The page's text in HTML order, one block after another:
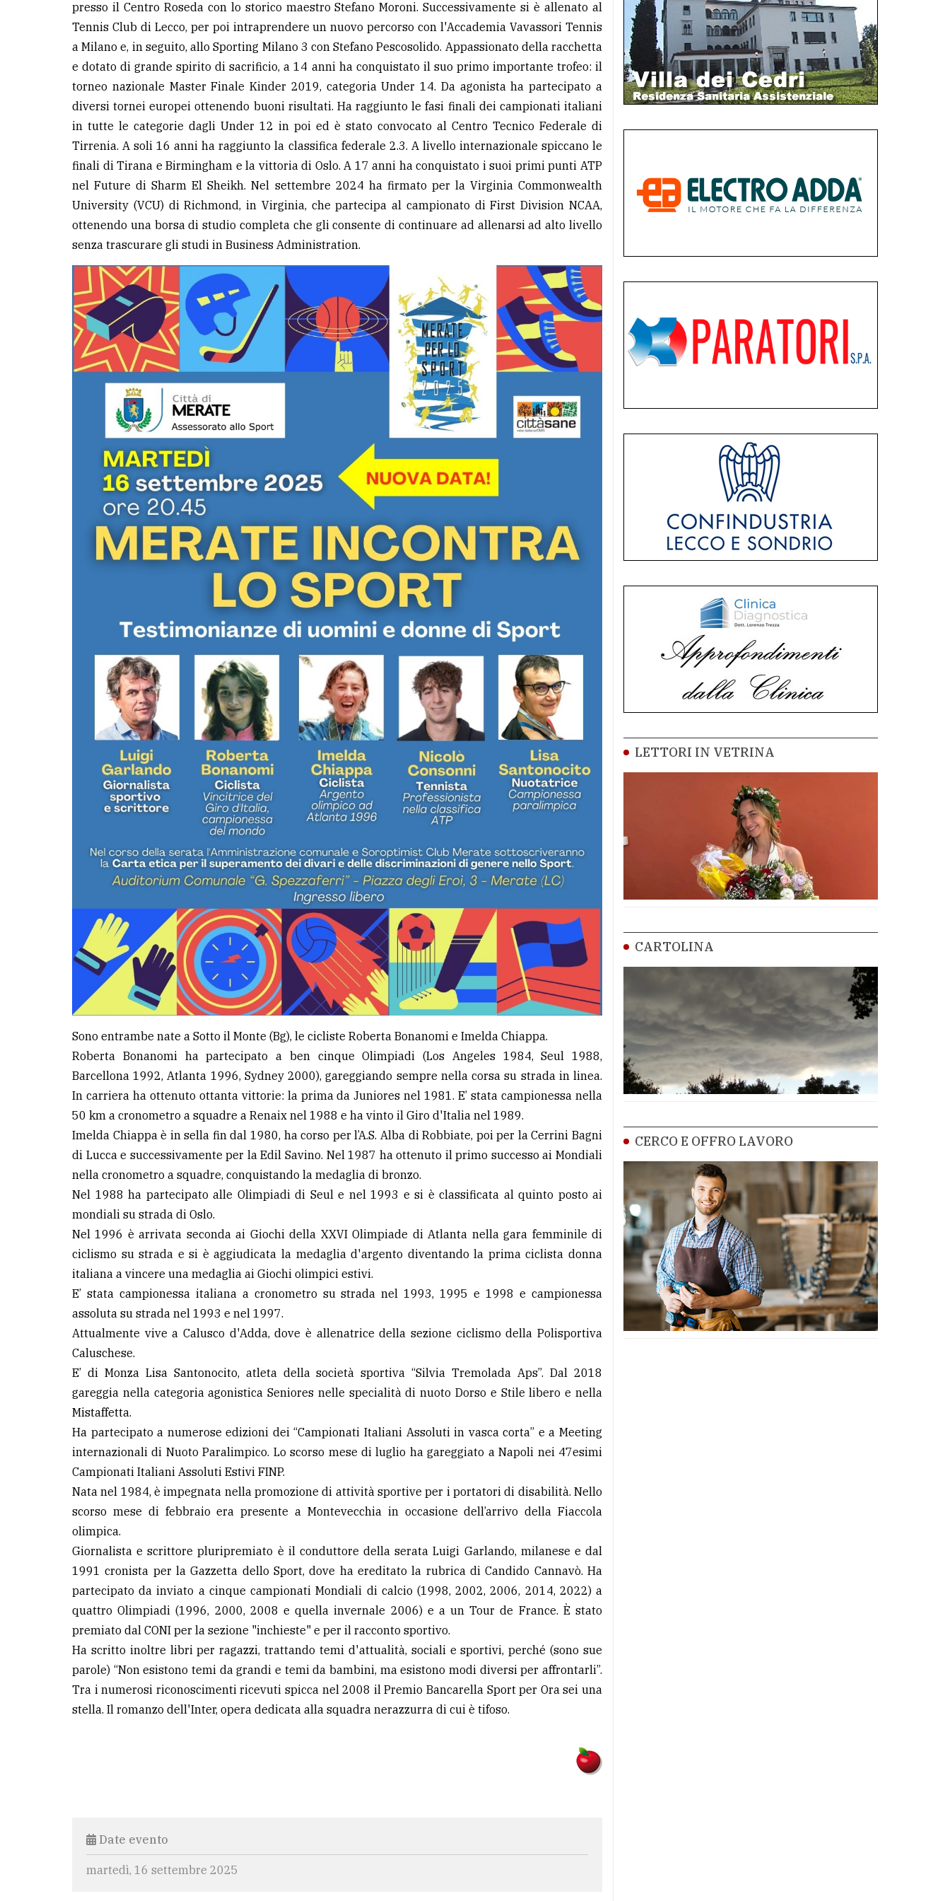
presso il Centro Roseda con lo storico maestro Stefano Moroni. Successivamente si è allenato al
Tennis Club di Lecco, per poi intraprendere un nuovo percorso con l'Accademia Vavassori Tennis
a Milano e, in seguito, allo Sporting Milano 3 con Stefano Pescosolido. Appassionato della racchetta
e dotato di grande spirito di sacrificio, a 14 anni ha conquistato il suo primo importante trofeo: il
torneo nazionale Master Finale Kinder 2019, categoria Under 14. Da agonista ha partecipato a
diversi tornei europei ottenendo buoni risultati. Ha raggiunto le fasi finali dei campionati italiani
in tutte le categorie dagli Under 12 in poi ed è stato convocato al Centro Tecnico Federale di
Tirrenia. A soli 16 anni ha raggiunto la classifica federale 2.3. A livello internazionale spiccano le
finali di Tirana e Birmingham e la vittoria di Oslo. A 17 anni ha conquistato i suoi primi punti ATP
nel Future di Sharm El Sheikh. Nel settembre 2024 ha firmato per la Virginia Commonwealth
University (VCU) di Richmond, in Virginia, che partecipa al campionato di First Division NCAA,
ottenendo una borsa di studio completa che gli consente di continuare ad allenarsi ad alto livello
senza trascurare gli studi in Business Administration.
Sono entrambe nate a Sotto il Monte (Bg), le cicliste Roberta Bonanomi e Imelda Chiappa.
Roberta Bonanomi ha partecipato a ben cinque Olimpiadi (Los Angeles 1984, Seul 1988,
Barcellona 1992, Atlanta 1996, Sydney 2000), gareggiando sempre nella corsa su strada in linea.
In carriera ha ottenuto ottanta vittorie: la prima da Juniores nel 1981. E’ stata campionessa nella
50 km a cronometro a squadre a Renaix nel 1988 e ha vinto il Giro d'Italia nel 1989.
Imelda Chiappa è in sella fin dal 1980, ha corso per l’A.S. Alba di Robbiate, poi per la Cerrini Bagni
di Lucca e successivamente per la Edil Savino. Nel 1987 ha ottenuto il primo successo ai Mondiali
nella cronometro a squadre, conquistando la medaglia di bronzo.
Nel 1988 ha partecipato alle Olimpiadi di Seul e nel 1993 e si è classificata al quinto posto ai
mondiali su strada di Oslo.
Nel 1996 è arrivata seconda ai Giochi della XXVI Olimpiade di Atlanta nella gara femminile di
ciclismo su strada e si è aggiudicata la medaglia d'argento diventando la prima ciclista donna
italiana a vincere una medaglia ai Giochi olimpici estivi.
E’ stata campionessa italiana a cronometro su strada nel 1993, 1995 e 1998 e campionessa
assoluta su strada nel 1993 e nel 1997.
Attualmente vive a Calusco d'Adda, dove è allenatrice della sezione ciclismo della Polisportiva
Caluschese.
E’ di Monza Lisa Santonocito, atleta della società sportiva “Silvia Tremolada Aps”. Dal 2018
gareggia nella categoria agonistica Seniores nelle specialità di nuoto Dorso e Stile libero e nella
Mistaffetta.
Ha partecipato a numerose edizioni dei “Campionati Italiani Assoluti in vasca corta” e a Meeting
internazionali di Nuoto Paralimpico. Lo scorso mese di luglio ha gareggiato a Napoli nei 47esimi
Campionati Italiani Assoluti Estivi FINP.
Nata nel 1984, è impegnata nella promozione di attività sportive per i portatori di disabilità. Nello
scorso mese di febbraio era presente a Montevecchia in occasione dell’arrivo della Fiaccola
olimpica.
Giornalista e scrittore pluripremiato è il conduttore della serata Luigi Garlando, milanese e dal
1991 cronista per la Gazzetta dello Sport, dove ha ereditato la rubrica di Candido Cannavò. Ha
partecipato da inviato a cinque campionati Mondiali di calcio (1998, 2002, 2006, 2014, 2022) a
quattro Olimpiadi (1996, 2000, 2008 e quella invernale 2006) e a un Tour de France. È stato
premiato dal CONI per la sezione "inchieste" e per il racconto sportivo.
Ha scritto inoltre libri per ragazzi, trattando temi d'attualità, sociali e sportivi, perché (sono sue
parole) “Non esistono temi da grandi e temi da bambini, ma esistono modi diversi per affrontarli”.
Tra i numerosi riconoscimenti ricevuti spicca nel 2008 il Premio Bancarella Sport per Ora sei una
stella. Il romanzo dell'Inter, opera dedicata alla squadra nerazzurra di cui è tifoso.
Date evento
martedì, 16 settembre 2025
LETTORI IN VETRINA
CARTOLINA
CERCO E OFFRO LAVORO